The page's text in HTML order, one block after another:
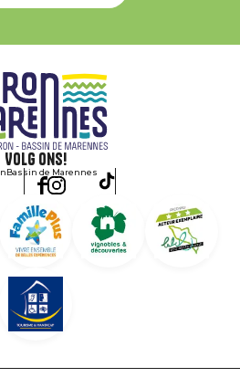
Volg ons!
Bassin de Marennes